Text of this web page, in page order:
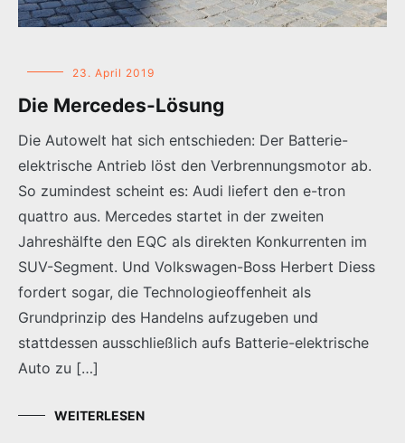
23. April 2019
Die Mercedes-Lösung
Die Autowelt hat sich entschieden: Der Batterie-
elektrische Antrieb löst den Verbrennungsmotor ab.
So zumindest scheint es: Audi liefert den e-tron
quattro aus. Mercedes startet in der zweiten
Jahreshälfte den EQC als direkten Konkurrenten im
SUV-Segment. Und Volkswagen-Boss Herbert Diess
fordert sogar, die Technologieoffenheit als
Grundprinzip des Handelns aufzugeben und
stattdessen ausschließlich aufs Batterie-elektrische
Auto zu […]
WEITERLESEN